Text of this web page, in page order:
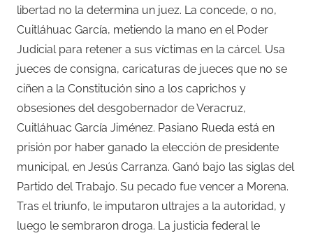
libertad no la determina un juez. La concede, o no,
Cuitláhuac García, metiendo la mano en el Poder
Judicial para retener a sus víctimas en la cárcel. Usa
jueces de consigna, caricaturas de jueces que no se
ciñen a la Constitución sino a los caprichos y
obsesiones del desgobernador de Veracruz,
Cuitláhuac García Jiménez. Pasiano Rueda está en
prisión por haber ganado la elección de presidente
municipal, en Jesús Carranza. Ganó bajo las siglas del
Partido del Trabajo. Su pecado fue vencer a Morena.
Tras el triunfo, le imputaron ultrajes a la autoridad, y
luego le sembraron droga. La justicia federal le